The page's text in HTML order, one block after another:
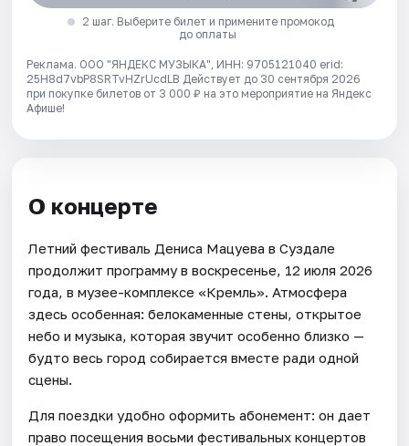
2 шаг. Выберите билет и примените промокод
до оплаты
Реклама. ООО "ЯНДЕКС МУЗЫКА", ИНН: 9705121040 erid:
25H8d7vbP8SRTvHZrUcdLB Действует до 30 сентября 2026
при покупке билетов от 3 000 ₽ на это мероприятие на Яндекс
Афише!
О концерте
Летний фестиваль Дениса Мацуева в Суздале
продолжит программу в воскресенье, 12 июля 2026
года, в музее-комплексе «Кремль». Атмосфера
здесь особенная: белокаменные стены, открытое
небо и музыка, которая звучит особенно близко —
будто весь город собирается вместе ради одной
сцены.
Для поездки удобно оформить абонемент: он дает
право посещения восьми фестивальных концертов